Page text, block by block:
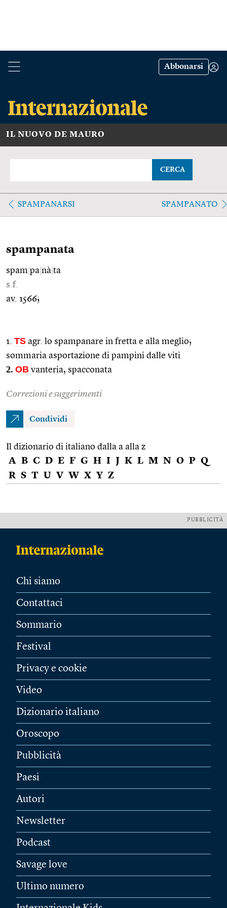
Abbonarsi
IL NUOVO DE MAURO
CERCA
SPAMPANARSI SPAMPANATO
spampanata
spam pa nà ta
s.f.
av. 1566;
1. TS agr. lo spampanare in fretta e alla meglio;
sommaria asportazione di pampini dalle viti
2. OB vanteria, spacconata
Correzioni e suggerimenti
Condividi
Il dizionario di italiano dalla a alla z
A B C D E F G H I J K L M N O P Q
R S T U V W X Y Z
PUBBLICITÀ
Chi siamo
Contattaci
Sommario
Festival
Privacy e cookie
Video
Dizionario italiano
Oroscopo
Pubblicità
Paesi
Autori
Newsletter
Podcast
Savage love
Ultimo numero